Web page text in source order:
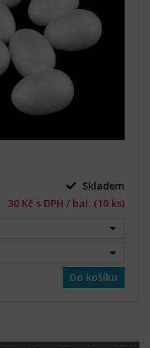
Skladem
30 Kč s DPH / bal. (10 ks)
Do košíku